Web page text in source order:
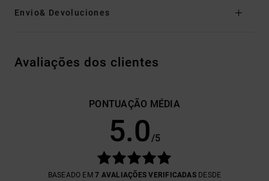
Envio& Devoluciones
Avaliações dos clientes
PONTUAÇÃO MÉDIA
5.0/5
BASEADO EM7 AVALIAÇÕES VERIFICADASDESDE